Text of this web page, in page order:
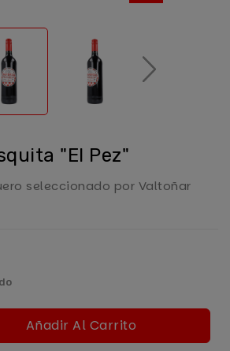
"El Pez"
seleccionado por Valtoñar
Añadir Al Carrito